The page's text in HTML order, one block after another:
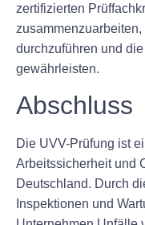
zertifizierten
durchzuführen und
gewährleisten.
Abschluss
Die UVV-Prüfung ist
Arbeitssicherheit und
Deutschland. Durch
Inspektionen und